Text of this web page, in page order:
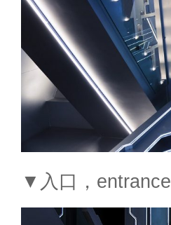
▼入口，entrance